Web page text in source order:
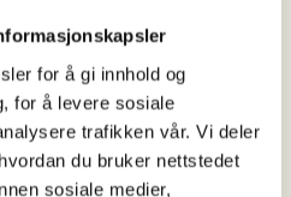
for å gi innhold og
for å levere sosiale
trafikken vår. Vi deler
du bruker nettstedet
sosiale medier,
i
SJFF